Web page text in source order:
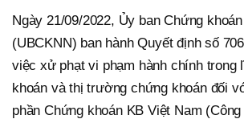
Ngày 21/09/2022, Ủy ban Chứng
(UBCKNN) ban hành Quyết định số
việc xử phạt vi phạm hành chính trong
khoán và thị trường chứng khoán đối
phần Chứng khoán KB Việt Nam